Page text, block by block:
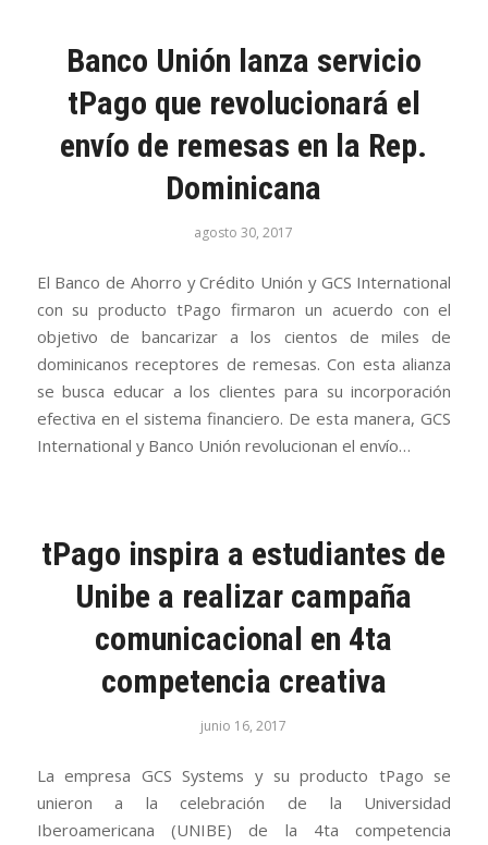
Banco Unión lanza servicio
tPago que revolucionará el
envío de remesas en la Rep.
Dominicana
agosto 30, 2017
El Banco de Ahorro y Crédito Unión y GCS International
con su producto tPago firmaron un acuerdo con el
objetivo de bancarizar a los cientos de miles de
dominicanos receptores de remesas. Con esta alianza
se busca educar a los clientes para su incorporación
efectiva en el sistema financiero. De esta manera, GCS
International y Banco Unión revolucionan el envío…
tPago inspira a estudiantes de
Unibe a realizar campaña
comunicacional en 4ta
competencia creativa
junio 16, 2017
La empresa GCS Systems y su producto tPago se
unieron a la celebración de la Universidad
Iberoamericana (UNIBE) de la 4ta competencia